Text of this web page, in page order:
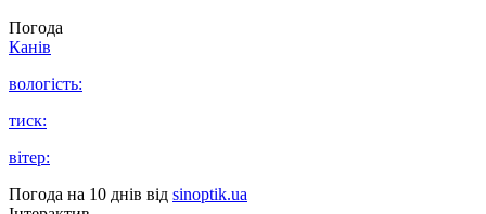
Погода
Канів
вологість:
тиск:
вітер:
Погода на 10 днів від sinoptik.ua